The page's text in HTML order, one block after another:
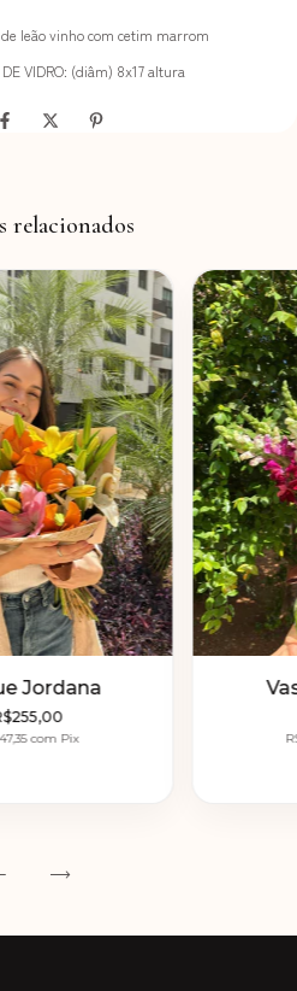
leão vinho com cetim marrom
VIDRO: (diâm) 8x17 altura
relacionados
Jordana
com Pix